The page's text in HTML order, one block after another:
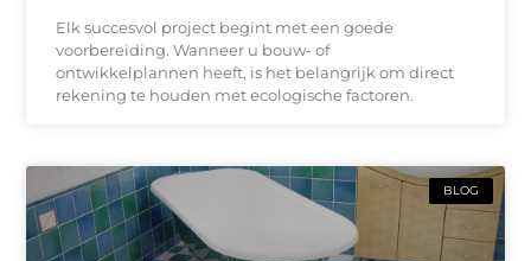
Elk succesvol project begint met een goede
voorbereiding. Wanneer u bouw- of
ontwikkelplannen heeft, is het belangrijk om direct
rekening te houden met ecologische factoren.
BLOG